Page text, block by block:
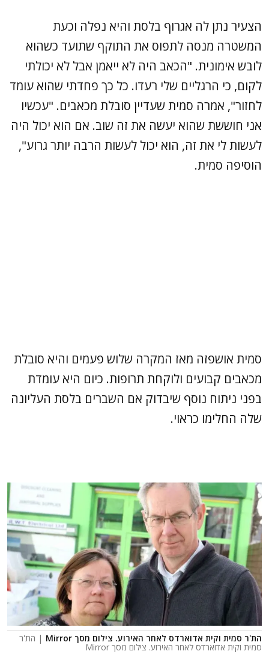
הצעיר נתן לה אגרוף בלסת והיא נפלה וכעת
המשטרה מנסה לתפוס את התוקף שתועד כשהוא
לובש אימונית. "הכאב היה לא ייאמן אבל לא יכולתי
לקום, כי הרגליים שלי רעדו. כל כך פחדתי שהוא עומד
לחזור", אמרה סמית שעדיין סובלת מכאבים. "עכשיו
אני חוששת שהוא יעשה את זה שוב. אם הוא יכול היה
לעשות לי את זה, הוא יכול לעשות הרבה יותר גרוע",
הוסיפה סמית.
סמית אושפזה מאז המקרה שלוש פעמים והיא סובלת
מכאבים קבועים ולוקחת תרופות. כיום היא עומדת
בפני ניתוח נוסף שיבדוק אם השברים בלסת העליונה
שלה החלימו כראוי.
הת'ר סמית וקית אדוארדס לאחר האירוע. צילום מסך Mirror | הת'ר
סמית וקית אדוארדס לאחר האירוע. צילום מסך Mirror